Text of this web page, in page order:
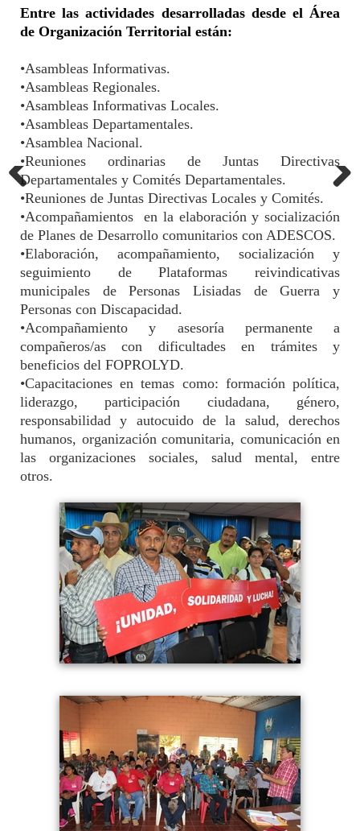
Entre las actividades desarrolladas desde el Área
de Organización Territorial están:
•Asambleas Informativas.
•Asambleas Regionales.
•Asambleas Informativas Locales.
•Asambleas Departamentales.
•Asamblea Nacional.
•Reuniones ordinarias de Juntas Directivas
Departamentales y Comités Departamentales.
•Reuniones de Juntas Directivas Locales y Comités.
•Acompañamientos en la elaboración y socialización
de Planes de Desarrollo comunitarios con ADESCOS.
•Elaboración, acompañamiento, socialización y
seguimiento de Plataformas reivindicativas
municipales de Personas Lisiadas de Guerra y
Personas con Discapacidad.
•Acompañamiento y asesoría permanente a
compañeros/as con dificultades en trámites y
beneficios del FOPROLYD.
•Capacitaciones en temas como: formación política,
liderazgo, participación ciudadana, género,
responsabilidad y autocuido de la salud, derechos
humanos, organización comunitaria, comunicación en
las organizaciones sociales, salud mental, entre
otros.